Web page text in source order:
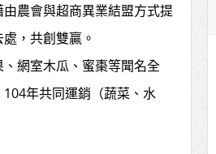
喊推陳其邁組閣
農會與超商異業結盟方式提
，共創雙贏。
網室木瓜、蜜棗等聞名全
年共同運銷（蔬菜、水